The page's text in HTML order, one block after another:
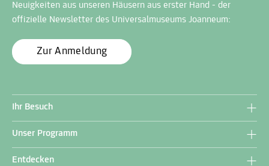
Neuigkeiten aus unseren Häusern aus erster Hand - der
offizielle Newsletter des Universalmuseums Joanneum:
Zur Anmeldung
Ihr Besuch
Unser Programm
Entdecken